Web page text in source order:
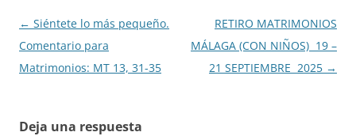
Navegación
de
entradas
← Siéntete lo más pequeño.
Comentario para
Matrimonios: MT 13, 31-35
RETIRO MATRIMONIOS
MÁLAGA (CON NIÑOS) 19 –
21 SEPTIEMBRE 2025 →
Deja una respuesta